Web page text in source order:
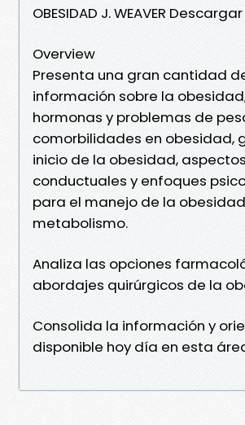
OBESIDAD J. WEAVER
Overview
Presenta una gran cantidad
información sobre la
hormonas y problemas de
comorbilidades en obesidad,
inicio de la obesidad, aspectos
conductuales y enfoques
para el manejo de la
metabolismo.
Analiza las opciones
abordajes quirúrgicos de la
Consolida la información y
disponible hoy día en esta